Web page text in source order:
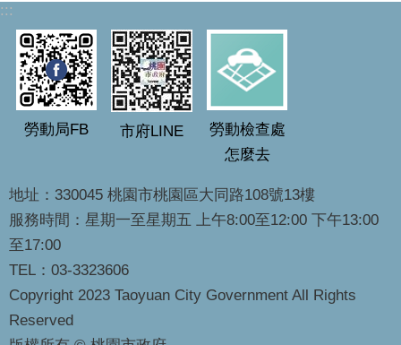
:::
勞動局FB 市府LINE
勞動檢查處
怎麼去
地址：330045 桃園市桃園區大同路108號13樓
服務時間：星期一至星期五 上午8:00至12:00 下午13:00
至17:00
TEL：03-3323606
Copyright 2023 Taoyuan City Government All Rights
Reserved